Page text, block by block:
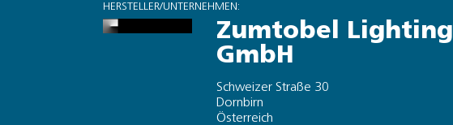
HERSTELLER/UNTERNEHMEN:
Zumtobel Lighting
GmbH
Schweizer Straße 30
Dornbirn
Österreich